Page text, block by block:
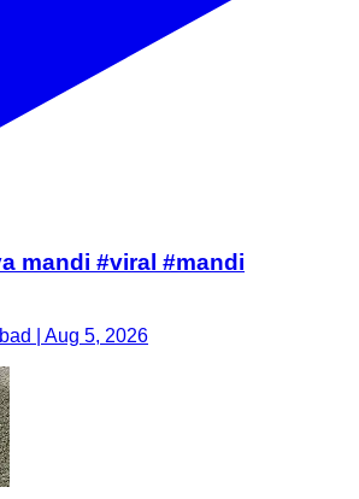
mandi #viral #mandi
| Aug 5, 2026